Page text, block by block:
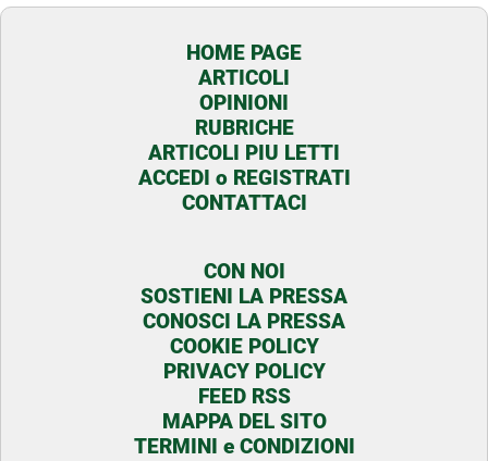
HOME PAGE
ARTICOLI
OPINIONI
RUBRICHE
ARTICOLI PIU LETTI
ACCEDI o REGISTRATI
CONTATTACI
CON NOI
SOSTIENI LA PRESSA
CONOSCI LA PRESSA
COOKIE POLICY
PRIVACY POLICY
FEED RSS
MAPPA DEL SITO
TERMINI e CONDIZIONI